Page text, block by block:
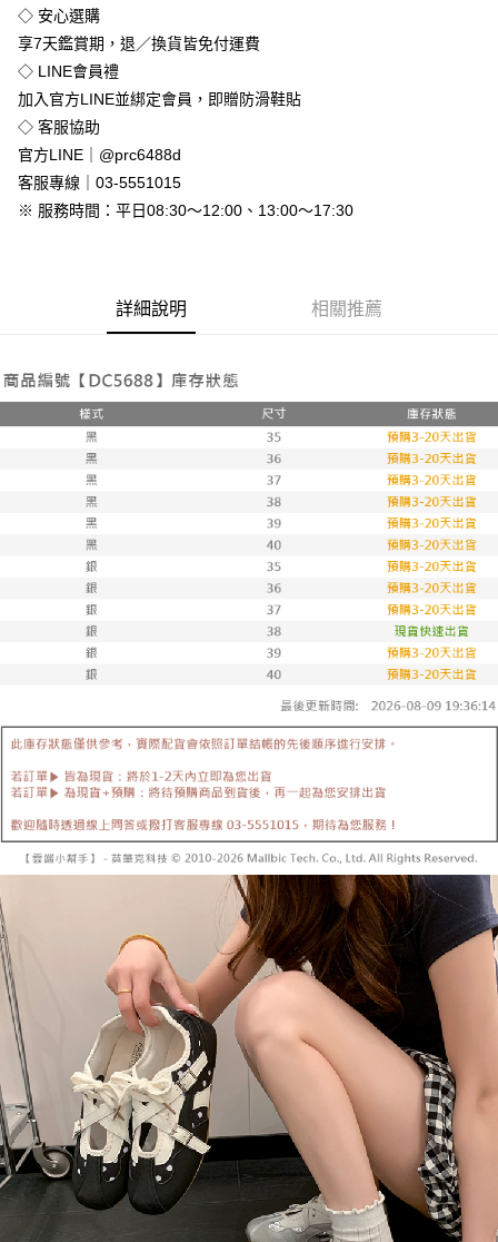
運送方式
全家付款取貨
免運費
付款後全家取貨
免運費
7-11付款取貨
離島郵局配送
每筆NT$90，滿NT$999(含以上)免運費
【宇迅國際】限一般住址，不支援智能櫃 查看運費
◇ 安心選購
享7天鑑賞期，退／換貨皆免付運費
◇ LINE會員禮
加入官方LINE並綁定會員，即贈防滑鞋貼
◇ 客服協助
官方LINE｜@prc6488d
客服專線｜03-5551015
※ 服務時間：平日08:30～12:00、13:00～17:30
詳細說明 相關推薦